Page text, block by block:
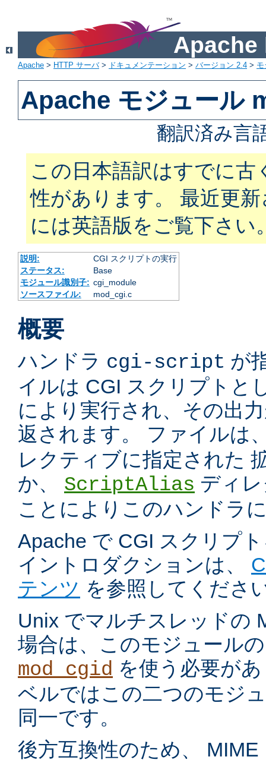
Apache
Apache > HTTP サーバ> ドキュメンテーション > バージョン 2.4 >
Apache モジュール
翻訳済み言
この日本語訳はすでに古
性があります。 最近更
には英語版をご覧下さい
説明:
CGI スクリプトの実行
ステータス:
Base
モジュール識別子: cgi_module
ソースファイル:
mod_cgi.c
概要
ハンドラ cgi-script が
イルは CGI スクリプトと
により実行され、その出
返されます。 ファイルは
レクティブに指定された
か、 ScriptAlias ディ
ことによりこのハンドラ
Apache で CGI スクリプ
イントロダクションは、
テンツ を参照してくださ
Unix でマルチスレッドの
場合は、このモジュール
mod_cgid を使う必要が
ベルではこの二つのモジ
同一です。
後方互換性のため、